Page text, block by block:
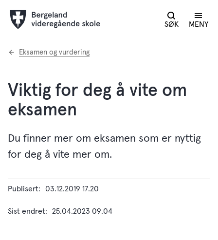
SØK MENY
Du
Eksamen og vurdering
Viktig for deg å vite om
eksamen
Du finner mer om eksamen som er nyttig
for deg å vite mer om.
Publisert 03.12.2019 17.20
Sist endret 25.04.2023 09.04